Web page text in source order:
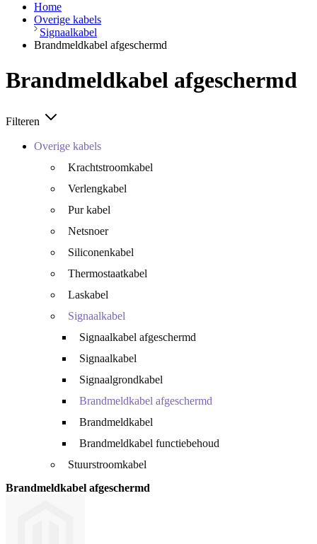
Home
Overige kabels
Signaalkabel
Brandmeldkabel afgeschermd
Brandmeldkabel afgeschermd
Filteren
Overige kabels
Krachtstroomkabel
Verlengkabel
Pur kabel
Netsnoer
Siliconenkabel
Thermostaatkabel
Laskabel
Signaalkabel
Signaalkabel afgeschermd
Signaalkabel
Signaalgrondkabel
Brandmeldkabel afgeschermd
Brandmeldkabel
Brandmeldkabel functiebehoud
Stuurstroomkabel
Brandmeldkabel afgeschermd